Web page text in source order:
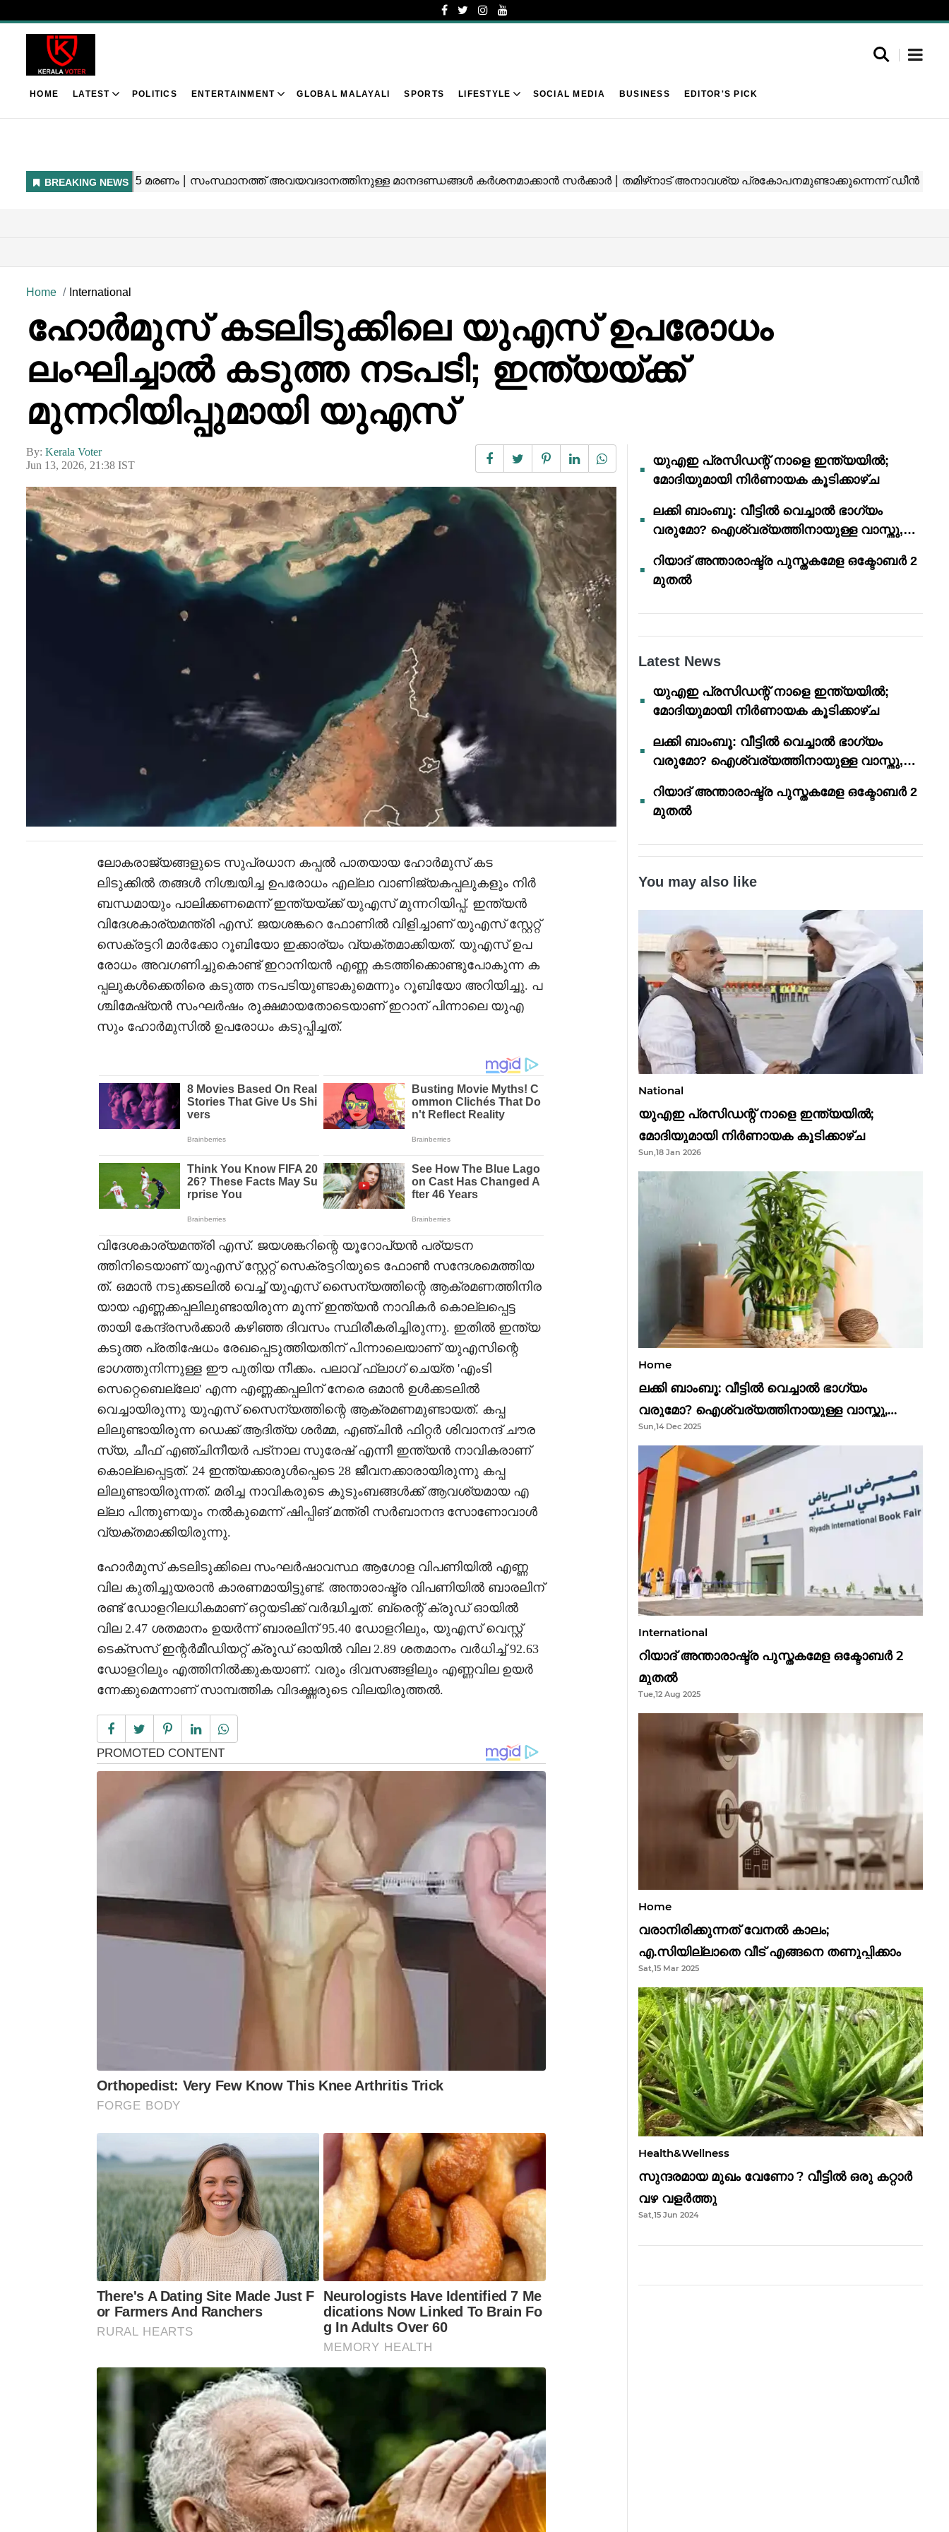
HOME LATEST POLITICS ENTERTAINMENT GLOBAL MALAYALI SPORTS LIFESTYLE SOCIAL MEDIA BUSINESS EDITOR'S PICK
Home International
ഹോർമുസ് കടലിടുക്കിലെ യുഎസ് ഉപരോധം
ലംഘിച്ചാൽ കടുത്ത നടപടി; ഇന്ത്യയ്ക്ക്
മുന്നറിയിപ്പുമായി യുഎസ്
By: Kerala Voter
Jun 13, 2026, 21:38 IST
ലോകരാജ്യങ്ങളുടെ സുപ്രധാന കപ്പൽ പാതയായ ഹോർമുസ് കട
ലിടുക്കിൽ തങ്ങൾ നിശ്ചയിച്ച ഉപരോധം എല്ലാ വാണിജ്യകപ്പലുകളും നിർ
ബന്ധമായും പാലിക്കണമെന്ന് ഇന്ത്യയ്ക്ക് യുഎസ് മുന്നറിയിപ്പ്. ഇന്ത്യൻ
വിദേശകാര്യമന്ത്രി എസ്. ജയശങ്കറെ ഫോണിൽ വിളിച്ചാണ് യുഎസ് സ്റ്റേറ്റ്
സെക്രട്ടറി മാർക്കോ റൂബിയോ ഇക്കാര്യം വ്യക്തമാക്കിയത്. യുഎസ് ഉപ
രോധം അവഗണിച്ചുകൊണ്ട് ഇറാനിയൻ എണ്ണ കടത്തിക്കൊണ്ടുപോകുന്ന ക
പ്പലുകൾക്കെതിരെ കടുത്ത നടപടിയുണ്ടാകുമെന്നും റൂബിയോ അറിയിച്ചു. പ
ശ്ചിമേഷ്യൻ സംഘർഷം രൂക്ഷമായതോടെയാണ് ഇറാന് പിന്നാലെ യുഎ
സും ഹോർമുസിൽ ഉപരോധം കടുപ്പിച്ചത്.
വിദേശകാര്യമന്ത്രി എസ്. ജയശങ്കറിന്റെ യൂറോപ്യൻ പര്യടന
ത്തിനിടെയാണ് യുഎസ് സ്റ്റേറ്റ് സെക്രട്ടറിയുടെ ഫോൺ സന്ദേശമെത്തിയ
ത്. ഒമാൻ നടുക്കടലിൽ വെച്ച് യുഎസ് സൈന്യത്തിന്റെ ആക്രമണത്തിനിര
യായ എണ്ണക്കപ്പലിലുണ്ടായിരുന്ന മൂന്ന് ഇന്ത്യൻ നാവികർ കൊല്ലപ്പെട്ട
തായി കേന്ദ്രസർക്കാർ കഴിഞ്ഞ ദിവസം സ്ഥിരീകരിച്ചിരുന്നു. ഇതിൽ ഇന്ത്യ
കടുത്ത പ്രതിഷേധം രേഖപ്പെടുത്തിയതിന് പിന്നാലെയാണ് യുഎസിന്റെ
ഭാഗത്തുനിന്നുള്ള ഈ പുതിയ നീക്കം. പലാവ് ഫ്ലാഗ് ചെയ്ത 'എംടി
സെറ്റെബെല്ലോ' എന്ന എണ്ണക്കപ്പലിന് നേരെ ഒമാൻ ഉൾക്കടലിൽ
വെച്ചായിരുന്നു യുഎസ് സൈന്യത്തിന്റെ ആക്രമണമുണ്ടായത്. കപ്പ
ലിലുണ്ടായിരുന്ന ഡെക്ക് ആദിത്യ ശർമ്മ, എഞ്ചിൻ ഫിറ്റർ ശിവാനന്ദ് ചൗര
സ്യ, ചീഫ് എഞ്ചിനീയർ പട്നാല സുരേഷ് എന്നീ ഇന്ത്യൻ നാവികരാണ്
കൊല്ലപ്പെട്ടത്. 24 ഇന്ത്യക്കാരുൾപ്പെടെ 28 ജീവനക്കാരായിരുന്നു കപ്പ
ലിലുണ്ടായിരുന്നത്. മരിച്ച നാവികരുടെ കുടുംബങ്ങൾക്ക് ആവശ്യമായ എ
ല്ലാ പിന്തുണയും നൽകുമെന്ന് ഷിപ്പിങ് മന്ത്രി സർബാനന്ദ സോണോവാൾ
വ്യക്തമാക്കിയിരുന്നു.
ഹോർമുസ് കടലിടുക്കിലെ സംഘർഷാവസ്ഥ ആഗോള വിപണിയിൽ എണ്ണ
വില കുതിച്ചുയരാൻ കാരണമായിട്ടുണ്ട്. അന്താരാഷ്ട്ര വിപണിയിൽ ബാരലിന്
രണ്ട് ഡോളറിലധികമാണ് ഒറ്റയടിക്ക് വർദ്ധിച്ചത്. ബ്രെന്റ് ക്രൂഡ് ഓയിൽ
വില 2.47 ശതമാനം ഉയർന്ന് ബാരലിന് 95.40 ഡോളറിലും, യുഎസ് വെസ്റ്റ്
ടെക്സസ് ഇന്റർമീഡിയറ്റ് ക്രൂഡ് ഓയിൽ വില 2.89 ശതമാനം വർധിച്ച് 92.63
ഡോളറിലും എത്തിനിൽക്കുകയാണ്. വരും ദിവസങ്ങളിലും എണ്ണവില ഉയർ
ന്നേക്കുമെന്നാണ് സാമ്പത്തിക വിദഗ്ദ്ധരുടെ വിലയിരുത്തൽ.
യുഎഇ പ്രസിഡന്റ് നാളെ ഇന്ത്യയിൽ;
മോദിയുമായി നിർണായക കൂടിക്കാഴ്ച
ലക്കി ബാംബൂ: വീട്ടിൽ വെച്ചാൽ ഭാഗ്യം
വരുമോ? ഐശ്വര്യത്തിനായുള്ള വാസ്തു,
റിയാദ് അന്താരാഷ്ട്ര പുസ്തകമേള ഒക്ടോബർ 2
മുതൽ
Latest News
യുഎഇ പ്രസിഡന്റ് നാളെ ഇന്ത്യയിൽ;
മോദിയുമായി നിർണായക കൂടിക്കാഴ്ച
ലക്കി ബാംബൂ: വീട്ടിൽ വെച്ചാൽ ഭാഗ്യം
വരുമോ? ഐശ്വര്യത്തിനായുള്ള വാസ്തു,
റിയാദ് അന്താരാഷ്ട്ര പുസ്തകമേള ഒക്ടോബർ 2
മുതൽ
You may also like
National
യുഎഇ പ്രസിഡന്റ് നാളെ ഇന്ത്യയിൽ;
മോദിയുമായി നിർണായക കൂടിക്കാഴ്ച
Sun,18 Jan 2026
Home
ലക്കി ബാംബൂ: വീട്ടിൽ വെച്ചാൽ ഭാഗ്യം
വരുമോ? ഐശ്വര്യത്തിനായുള്ള വാസ്തു,
ഫെങ് ഷൂയി വിശ്വാസങ്ങൾ
Sun,14 Dec 2025
International
റിയാദ് അന്താരാഷ്ട്ര പുസ്തകമേള ഒക്ടോബർ 2
മുതൽ
Tue,12 Aug 2025
Home
വരാനിരിക്കുന്നത് വേനൽ കാലം;
എ.സിയില്ലാതെ വീട് എങ്ങനെ തണുപ്പിക്കാം
Sat,15 Mar 2025
Health&Wellness
സുന്ദരമായ മുഖം വേണോ ? വീട്ടിൽ ഒരു കറ്റാർ
വഴ വളർത്തു
Sat,15 Jun 2024